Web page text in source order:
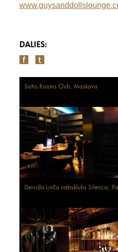
DALIES:
Soho Rooms Club, Maskava
Deivida Linča naktsklubs Silencio,